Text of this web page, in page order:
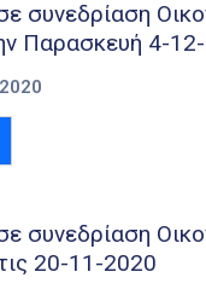
συνεδρίαση
Παρασκευή 4-
συνεδρίαση
20-11-2020